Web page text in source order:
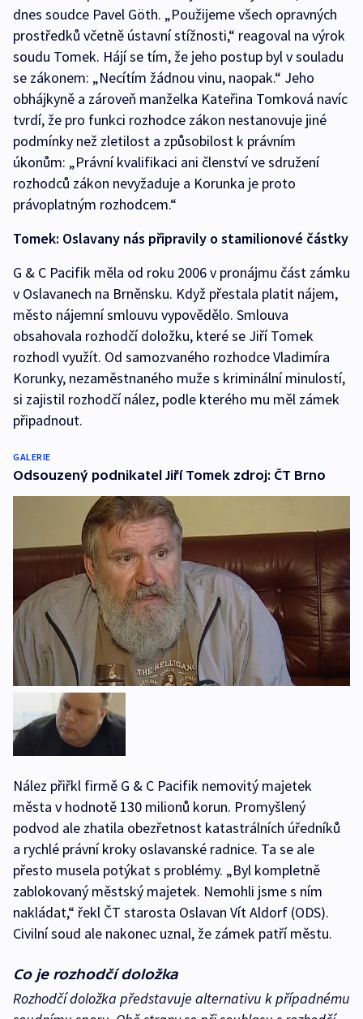
dnes soudce Pavel Göth. „Použijeme všech opravných
prostředků včetně ústavní stížnosti,“ reagoval na výrok
soudu Tomek. Hájí se tím, že jeho postup byl v souladu
se zákonem: „Necítím žádnou vinu, naopak.“ Jeho
obhájkyně a zároveň manželka Kateřina Tomková navíc
tvrdí, že pro funkci rozhodce zákon nestanovuje jiné
podmínky než zletilost a způsobilost k právním
úkonům: „Právní kvalifikaci ani členství ve sdružení
rozhodců zákon nevyžaduje a Korunka je proto
právoplatným rozhodcem.“
Tomek: Oslavany nás připravily o stamilionové částky
G & C Pacifik měla od roku 2006 v pronájmu část zámku
v Oslavanech na Brněnsku. Když přestala platit nájem,
město nájemní smlouvu vypovědělo. Smlouva
obsahovala rozhodčí doložku, které se Jiří Tomek
rozhodl využít. Od samozvaného rozhodce Vladimíra
Korunky, nezaměstnaného muže s kriminální minulostí,
si zajistil rozhodčí nález, podle kterého mu měl zámek
připadnout.
GALERIE
Odsouzený podnikatel Jiří Tomek zdroj: ČT Brno
Nález přiřkl firmě G & C Pacifik nemovitý majetek
města v hodnotě 130 milionů korun. Promyšlený
podvod ale zhatila obezřetnost katastrálních úředníků
a rychlé právní kroky oslavanské radnice. Ta se ale
přesto musela potýkat s problémy. „Byl kompletně
zablokovaný městský majetek. Nemohli jsme s ním
nakládat,“ řekl ČT starosta Oslavan Vít Aldorf (ODS).
Civilní soud ale nakonec uznal, že zámek patří městu.
Co je rozhodčí doložka
Rozhodčí doložka představuje alternativu k případnému